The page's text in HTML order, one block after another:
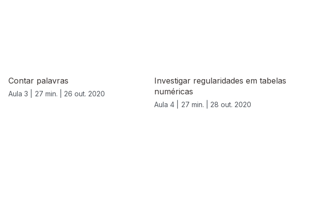
Contar palavras
Aula 3 | 27 min. | 26 out. 2020
Investigar regularidades em tabelas
numéricas
Aula 4 | 27 min. | 28 out. 2020